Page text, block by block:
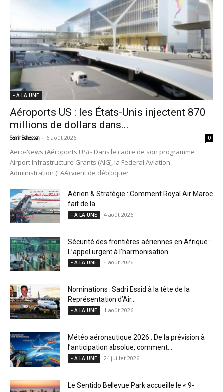
- A LA UNE
Aéroports US : les États-Unis injectent 870
millions de dollars dans...
Samir Belhassen - 6 août 2026 0
Aero-News (Aéroports US) - Dans le cadre de son programme
Airport Infrastructure Grants (AIG), la Federal Aviation
Administration (FAA) vient de débloquer
Aérien & Stratégie : Comment Royal Air Maroc
fait de la...
- A LA UNE 4 août 2026
Sécurité des frontières aériennes en Afrique :
L’appel urgent à l’harmonisation...
- A LA UNE 4 août 2026
Nominations : Sadri Essid à la tête de la
Représentation d’Air...
- A LA UNE 1 août 2026
Météo aéronautique 2026 : De la prévision à
l’anticipation absolue, comment...
- A LA UNE 24 juillet 2026
Le Sentido Bellevue Park accueille le « 9-